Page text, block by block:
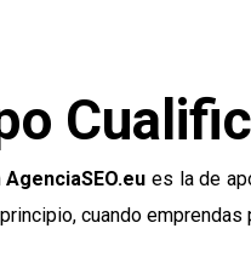
AgenciaSEO.eu es la de
cuando